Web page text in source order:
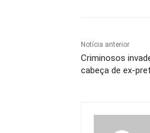
Notícia anterior
Criminosos
cabeça de ex-